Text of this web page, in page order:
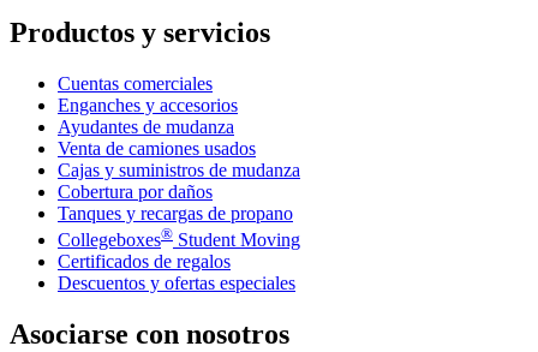
Productos y servicios
Cuentas comerciales
Enganches y accesorios
Ayudantes de mudanza
Venta de camiones usados
Cajas y suministros de mudanza
Cobertura por daños
Tanques y recargas de propano
Collegeboxes® Student Moving
Certificados de regalos
Descuentos y ofertas especiales
Asociarse con nosotros